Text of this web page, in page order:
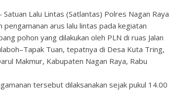
Satuan Lalu Lintas (Satlantas) Polres Nagan Raya
pengamanan arus lalu lintas pada kegiatan
pohon yang dilakukan oleh PLN di ruas Jalan
Tuan, tepatnya di Desa Kuta Tring,
Makmur, Kabupaten Nagan Raya, Rabu
tersebut dilaksanakan sejak pukul 14.00